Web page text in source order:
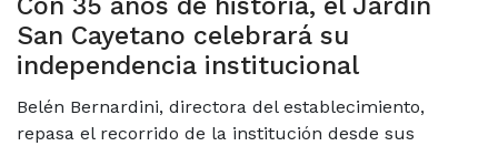
Con 35 años de historia, el Jardín
San Cayetano celebrará su
independencia institucional
Belén Bernardini, directora del establecimiento,
repasa el recorrido de la institución desde sus